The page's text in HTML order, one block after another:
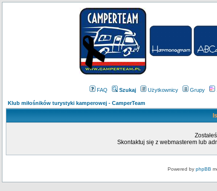
FAQ Szukaj Użytkownicy Grupy
Klub miłośników turystyki kamperowej - CamperTeam
Skontaktuj się z webmasterem lub
Powered by phpBB